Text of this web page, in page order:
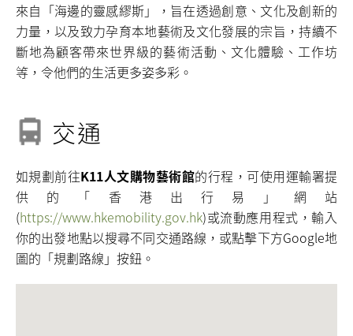
來自「海邊的靈感繆斯」，旨在透過創意、文化及創新的
力量，以及致力孕育本地藝術及文化發展的宗旨，持續不
斷地為顧客帶來世界級的藝術活動、文化體驗、工作坊
等，令他們的生活更多姿多彩。
交通
如規劃前往K11人文購物藝術館的行程，可使用運輸署提
供的「香港出行易」網站
(https://www.hkemobility.gov.hk)或流動應用程式，輸入
你的出發地點以搜尋不同交通路線，或點擊下方Google地
圖的「規劃路線」按鈕。